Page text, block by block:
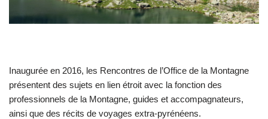
Inaugurée en 2016, les Rencontres de l’Office de la Montagne
présentent des sujets en lien étroit avec la fonction des
professionnels de la Montagne, guides et accompagnateurs,
ainsi que des récits de voyages extra-pyrénéens.